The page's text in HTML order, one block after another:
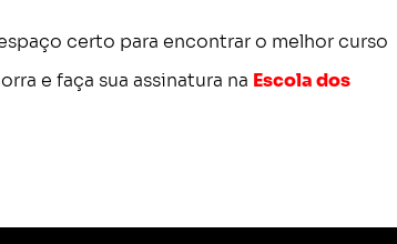
certo para encontrar o melhor curso
e faça sua assinatura na Escola dos